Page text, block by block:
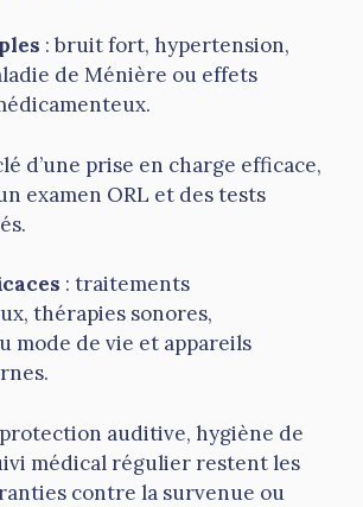
: bruit fort, hypertension,
de Ménière ou effets
d’une prise en charge efficace,
examen ORL et des tests
: traitements
thérapies sonores,
mode de vie et appareils
auditive, hygiène de
médical régulier restent les
contre la survenue ou